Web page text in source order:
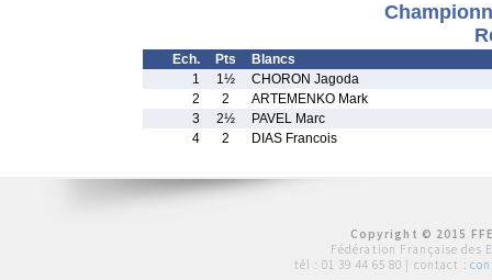
Ech. Pts
Blancs
1
1½
CHORON Jagoda
2
2
ARTEMENKO Mark
3
2½
PAVEL Marc
4
2 DIAS Francois
Copyright © 2015
Fédération Française des
tél : 01 39 44 65 80 | contact :